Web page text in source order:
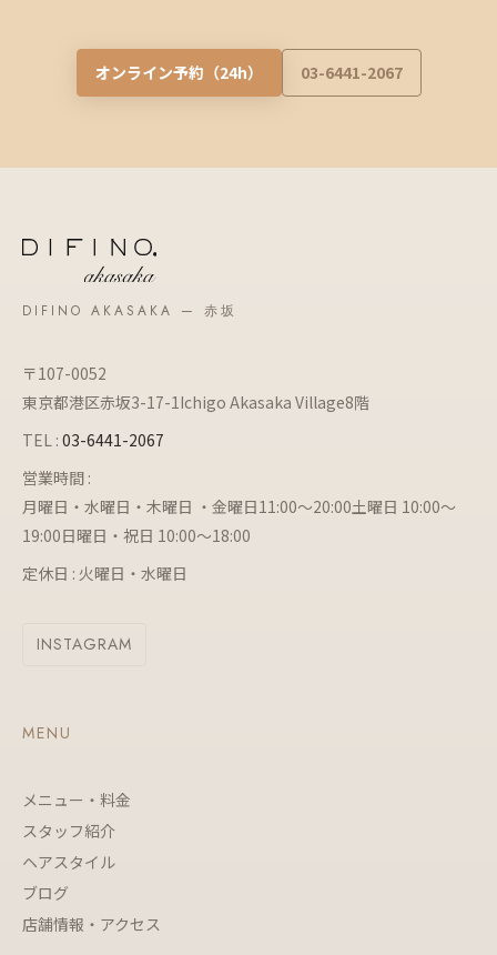
オンライン予約（24h） 03-6441-2067
DIFINO AKASAKA — 赤坂
〒107-0052
東京都港区赤坂3-17-1Ichigo Akasaka Village8階
TEL : 03-6441-2067
営業時間 :
月曜日・水曜日・木曜日 ・金曜日11:00～20:00土曜日 10:00～
19:00日曜日・祝日 10:00～18:00
定休日 : 火曜日・水曜日
INSTAGRAM
MENU
メニュー・料金
スタッフ紹介
ヘアスタイル
ブログ
店舗情報・アクセス